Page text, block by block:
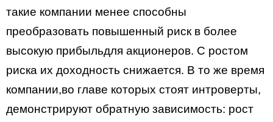
такие компании менее способны
преобразовать повышенный риск в более
высокую прибыльдля акционеров. С ростом
риска их доходность снижается. В то же время
компании,во главе которых стоят интроверты,
демонстрируют обратную зависимость: рост